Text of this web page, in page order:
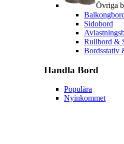
Övriga
Sidobord
Rullbord &
Bordsstativ
Handla Bord
Populära
Nyinkommet